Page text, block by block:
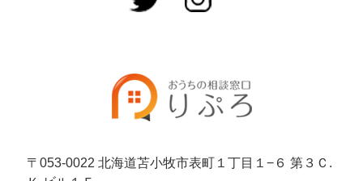
〒053-0022 北海道苫小牧市表町１丁目１−６ 第３Ｃ.